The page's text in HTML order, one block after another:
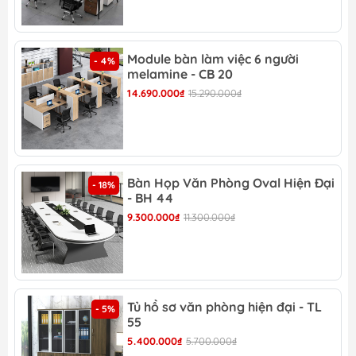
Kích thước
Màu sắc: Tùy chọn
Bảo hành: 12 tháng
Độ mới 100% chưa qua sử dụng.
- Gía trên chưa bao gồm: + Gối (150,000/ 1
chiếc)
+ Bàn kính (tùy theo
mẫu khách chọn phù hợp với sofa
Tính năng sản
phẩm Sofa góc bọc nỉ -
SF 28
1. Sofa góc được dựng trên khung gỗ tự nhiên đã
qua tẩm sấy, chống mối mọt, giúp bộ sofa chắc
- 4%
Module bàn làm việc 6 người
melamine - CB 20
14.690.000₫ 15.290.000₫
- 18%
Bàn Họp Văn Phòng Oval Hiện Đại
- BH 44
9.300.000₫ 11.300.000₫
- 5%
Tủ hồ sơ văn phòng hiện đại - TL
55
5.400.000₫ 5.700.000₫